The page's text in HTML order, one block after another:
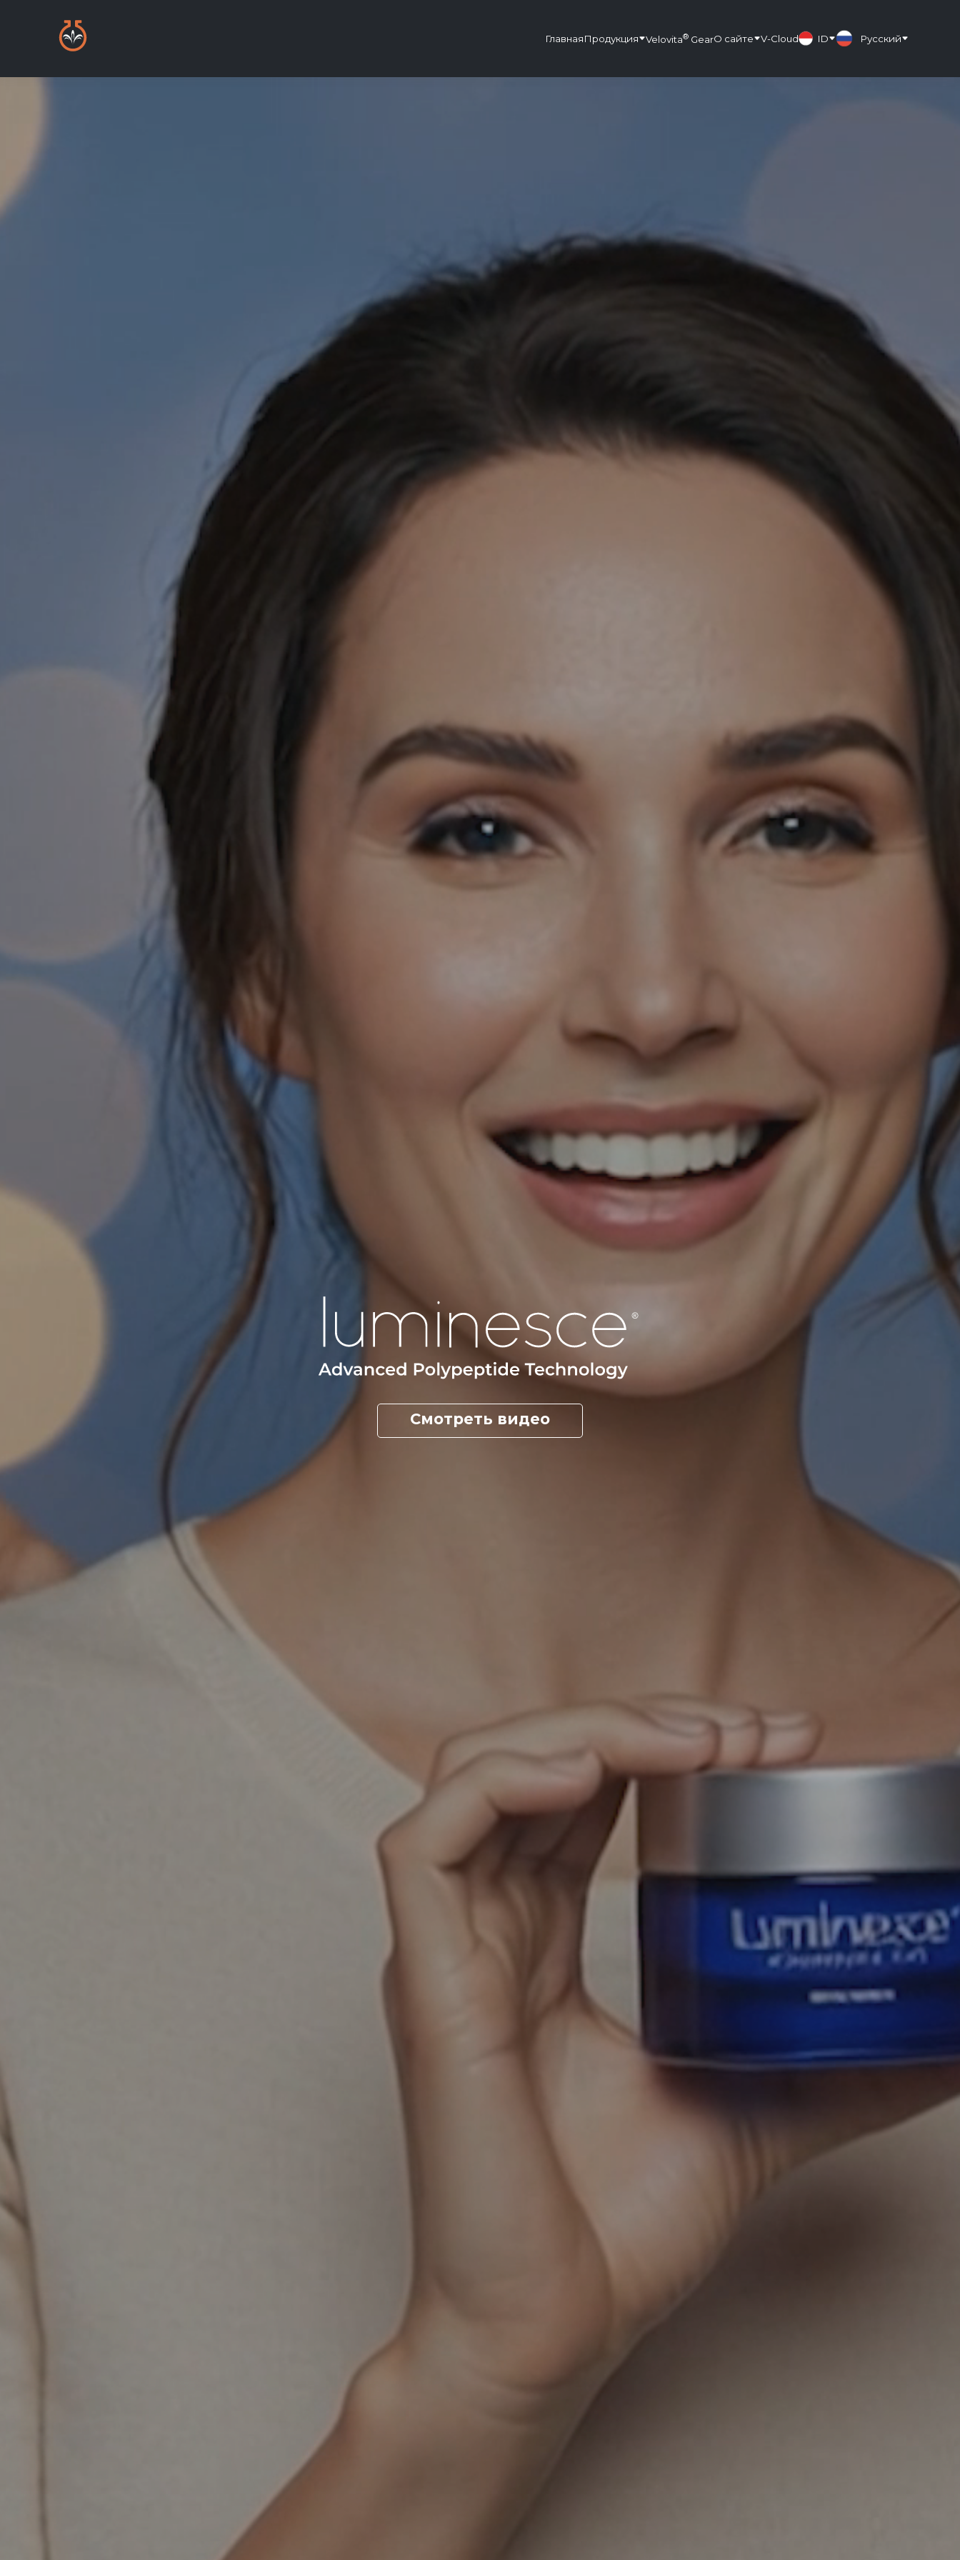
ГлавнаяПродукция Velovita® GearО сайте V-Cloud ID Русский
Смотреть видео